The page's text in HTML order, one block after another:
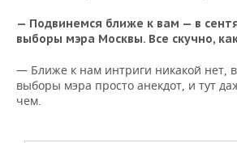
— Подвинемся ближе к вам — в
выборы мэра Москвы. Все скучно,
— Ближе к нам интриги никакой нет,
выборы мэра просто анекдот, и тут
чем.